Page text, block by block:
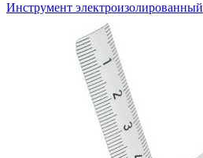
Инструмент электроизолированный